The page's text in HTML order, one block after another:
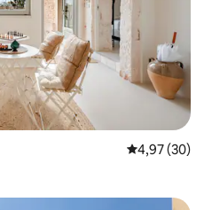
4,97 de uma
4,97 (30)